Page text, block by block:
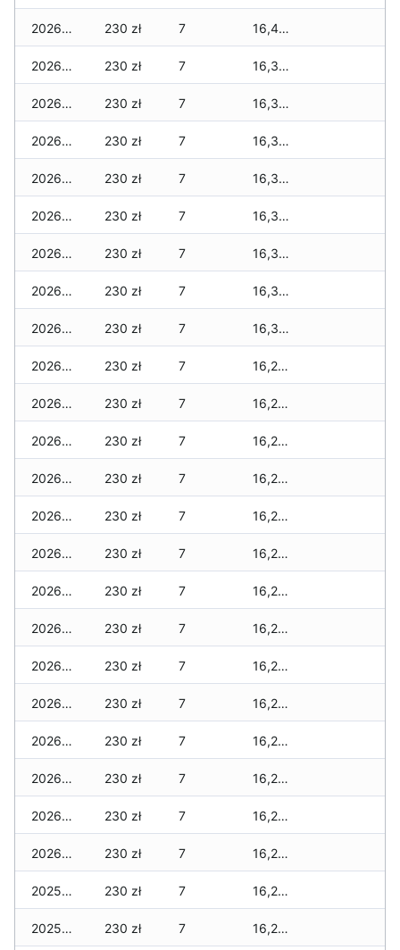
2026-01-24 230 zł 7 16,460 zł
2026-01-23 230 zł 7 16,360 zł
2026-01-22 230 zł 7 16,360 zł
2026-01-21 230 zł 7 16,360 zł
2026-01-20 230 zł 7 16,360 zł
2026-01-19 230 zł 7 16,310 zł
2026-01-18 230 zł 7 16,310 zł
2026-01-17 230 zł 7 16,310 zł
2026-01-16 230 zł 7 16,300 zł
2026-01-15 230 zł 7 16,240 zł
2026-01-14 230 zł 7 16,240 zł
2026-01-13 230 zł 7 16,240 zł
2026-01-12 230 zł 7 16,240 zł
2026-01-11 230 zł 7 16,240 zł
2026-01-09 230 zł 7 16,240 zł
2026-01-08 230 zł 7 16,240 zł
2026-01-07 230 zł 7 16,240 zł
2026-01-06 230 zł 7 16,230 zł
2026-01-05 230 zł 7 16,230 zł
2026-01-04 230 zł 7 16,230 zł
2026-01-03 230 zł 7 16,230 zł
2026-01-02 230 zł 7 16,230 zł
2026-01-01 230 zł 7 16,230 zł
2025-12-31 230 zł 7 16,230 zł
2025-12-30 230 zł 7 16,230 zł